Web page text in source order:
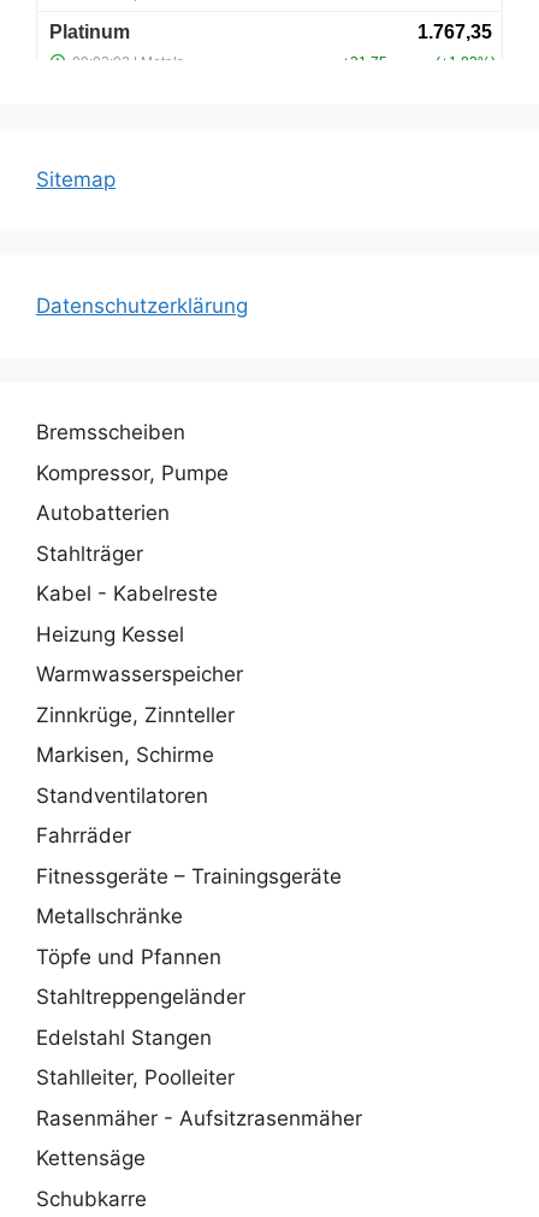
Sitemap
Datenschutzerklärung
Bremsscheiben
Kompressor, Pumpe
Autobatterien
Stahlträger
Kabel - Kabelreste
Heizung Kessel
Warmwasserspeicher
Zinnkrüge, Zinnteller
Markisen, Schirme
Standventilatoren
Fahrräder
Fitnessgeräte – Trainingsgeräte
Metallschränke
Töpfe und Pfannen
Stahltreppengeländer
Edelstahl Stangen
Stahlleiter, Poolleiter
Rasenmäher - Aufsitzrasenmäher
Kettensäge
Schubkarre